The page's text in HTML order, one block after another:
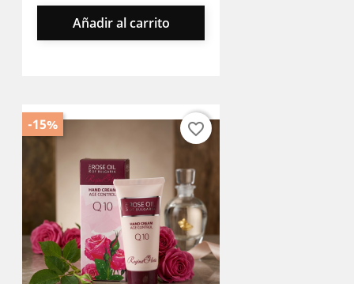
Añadir al carrito
-15% favorite_border